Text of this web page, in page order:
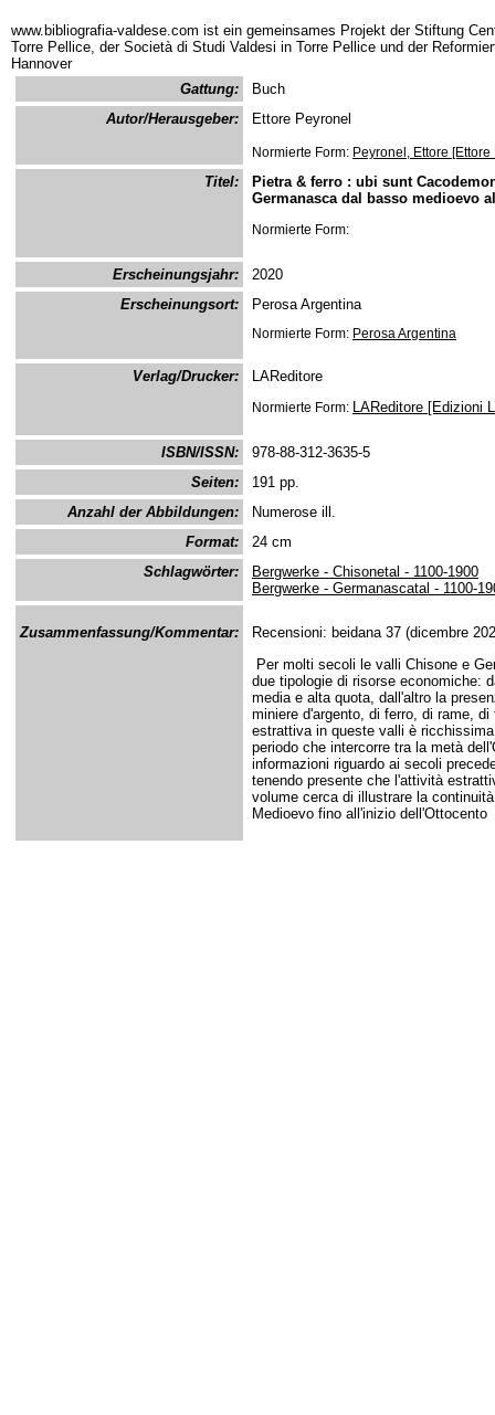
www.bibliografia-valdese.com ist ein gemeinsames Projekt der Stiftung
Torre Pellice, der Società di Studi Valdesi in Torre Pellice und der
Hannover
Gattung:
Buch
Autor/Herausgeber:
Ettore Peyronel
Normierte Form: Peyronel, Ettore
Titel:
Pietra & ferro : ubi sunt
Germanasca dal basso medioevo
Normierte Form:
Erscheinungsjahr:
2020
Erscheinungsort:
Perosa Argentina
Normierte Form: Perosa Argentina
Verlag/Drucker: LAReditore
Normierte Form: LAReditore [Edizioni
ISBN/ISSN:
978-88-312-3635-5
Seiten:
191 pp.
Anzahl der Abbildungen:
Numerose ill.
Format:
24 cm
Schlagwörter:
Bergwerke - Chisonetal - 1100-1900
Bergwerke - Germanascatal - 1100-
Zusammenfassung/Kommentar:
Recensioni: beidana 37 (dicembre
Per molti secoli le valli Chisone e
due tipologie di risorse economiche:
media e alta quota, dall'altro la
miniere d'argento, di ferro, di rame,
estrattiva in queste valli è
periodo che intercorre tra la metà
informazioni riguardo ai secoli
tenendo presente che l'attività
volume cerca di illustrare la
Medioevo fino all'inizio dell'Ottocento